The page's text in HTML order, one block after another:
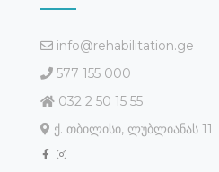
info@rehabilitation.ge
577 155 000
032 2 50 15 55
ქ. თბილისი, ლუბლიანას 11